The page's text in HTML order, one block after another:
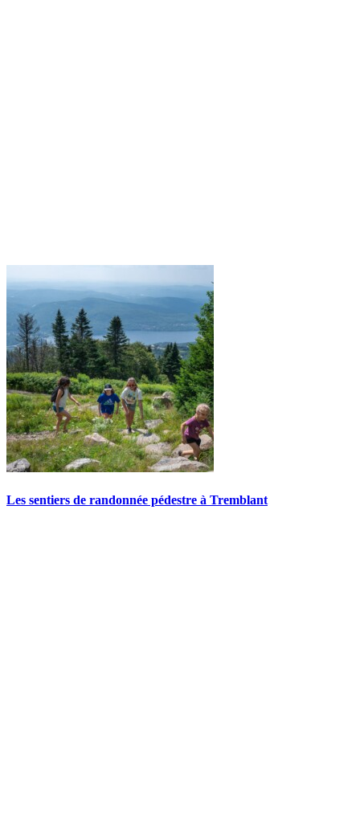
Les sentiers de randonnée pédestre à Tremblant